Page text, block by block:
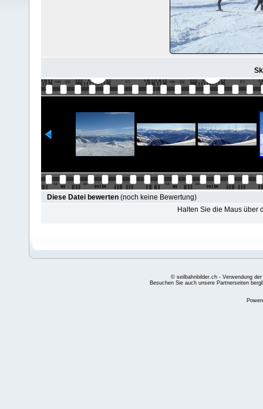
Diese Datei bewerten (noch keine Bewertung)
Halten Sie die Maus über
© seilbahnbilder.ch - Verwendung
Besuchen Sie auch unsere Partnerseiten